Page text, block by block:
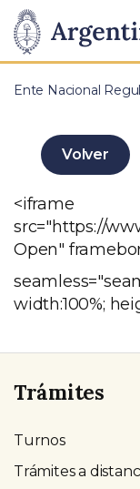
Presidencia
de
Nación
Pasar al
Ente Nacional
Volver
<iframe
src="https://
Open"
width:100%;
Trámites
Turnos
Trámites a